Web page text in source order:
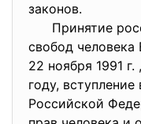
законов.
Принятие
свобод
22 ноября 1991
году,
Российской